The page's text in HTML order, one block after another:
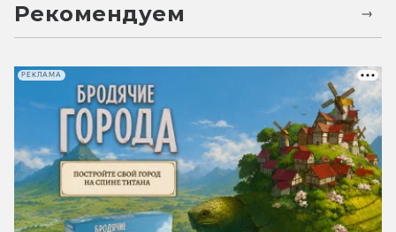
Рекомендуем
РЕКЛАМА